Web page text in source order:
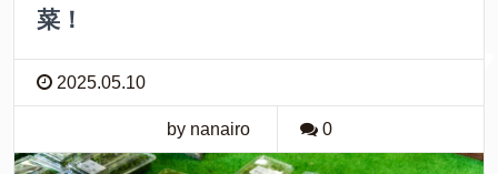
菜！
2025.05.10
by nanairo 0